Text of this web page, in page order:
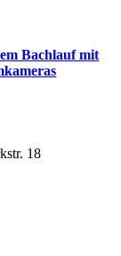
Bachlauf mit
18